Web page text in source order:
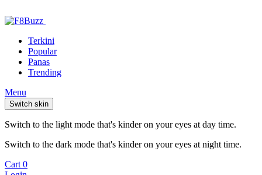
Terkini
Popular
Panas
Trending
Menu
Switch skin
Switch to the light mode that's kinder on your eyes at day time.
Switch to the dark mode that's kinder on your eyes at night time.
Cart 0